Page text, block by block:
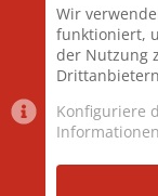
Mitglieder
Neuestes Mitglied
Wir
funktioniert,
der Nutzung
Konfiguriere
Informationen